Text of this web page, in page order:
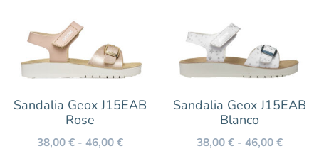
Turquesa
Verde
Marca
Attipas
Blanditos by Crios
Sandalia Geox J15EAB
Rose
38,00€ - 46,00€
Sandalia Geox J15EAB
Blanco
38,00€ - 46,00€